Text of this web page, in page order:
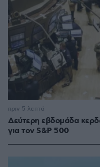
Δεύτερη εβδομάδα
για τον S&P 500
πριν 5 λεπτά